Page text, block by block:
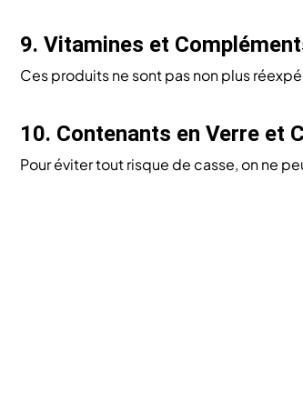
9. Vitamines et
Ces produits ne sont pas non plus
10. Contenants en Verre et
Pour éviter tout risque de casse, on ne